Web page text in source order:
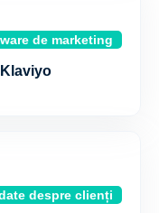
de marketing
despre clienți